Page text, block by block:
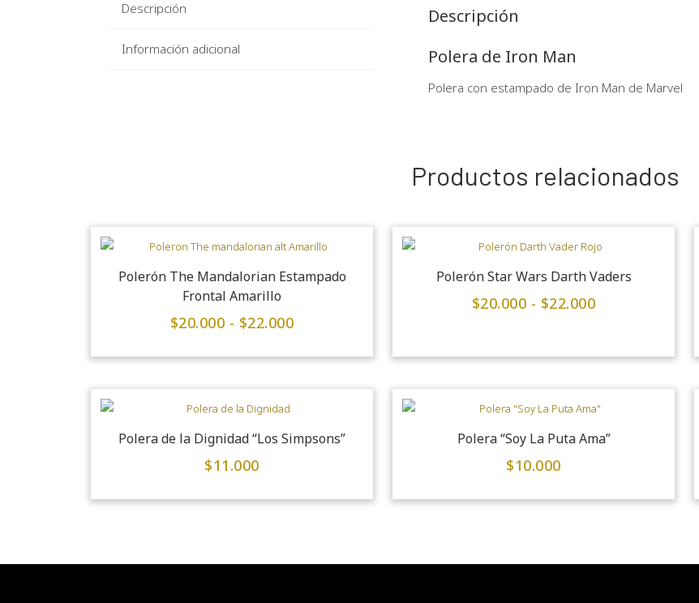
Descripción
Información adicional
Descripción
Polera de Iron Man
Polera con estampado de Iron Man de Marvel
Productos relacionados
Polerón The Mandalorian Estampado
Frontal Amarillo
$20.000 - $22.000
Polerón Star Wars Darth Vaders
$20.000 - $22.000
Polera de la Dignidad “Los Simpsons”
$11.000
Polera “Soy La Puta Ama”
$10.000